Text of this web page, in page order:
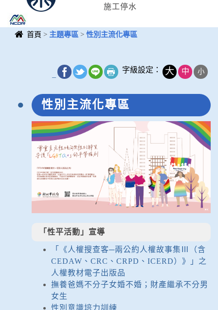
施工停水
首頁 > 主題專區 > 性別主流化專區
字級設定： 大 中 小
性別主流化專區
「性平活動」宣導
「《人權搜查客─兩公約人權故事集Ⅲ（含
CEDAW、CRC、CRPD、ICERD）》」之
人權教材電子出版品
撫養爸媽不分子女婚不婚；財產繼承不分男
女生
性別意識培力訓練